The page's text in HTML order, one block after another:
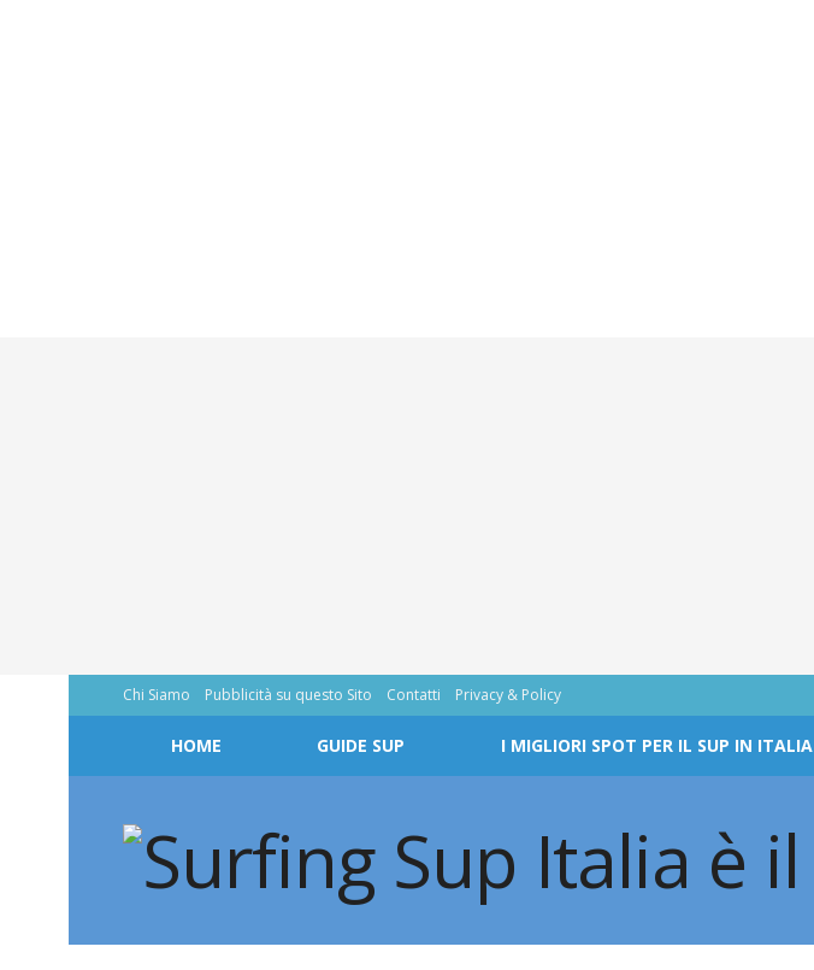
Chi Siamo Pubblicità su questo Sito Contatti Privacy & Policy
HOME GUIDE SUP I MIGLIORI SPOT PER IL SUP IN ITALIA